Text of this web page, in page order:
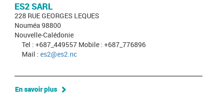
ES2 SARL
228 RUE GEORGES LEQUES
Nouméa 98800
Nouvelle-Calédonie
Tel : +687_449557 Mobile : +687_776896
Mail : es2@es2.nc
En savoir plus